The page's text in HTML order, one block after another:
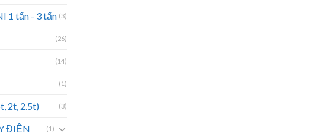
1 tấn - 3 tấn (3)
(26)
(14)
(1)
2t, 2.5t) (3)
ĐIỆN (1)